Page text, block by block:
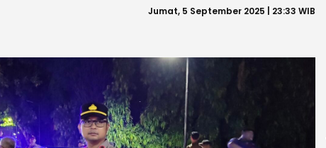
Jumat, 5 September 2025 | 23:33 WIB